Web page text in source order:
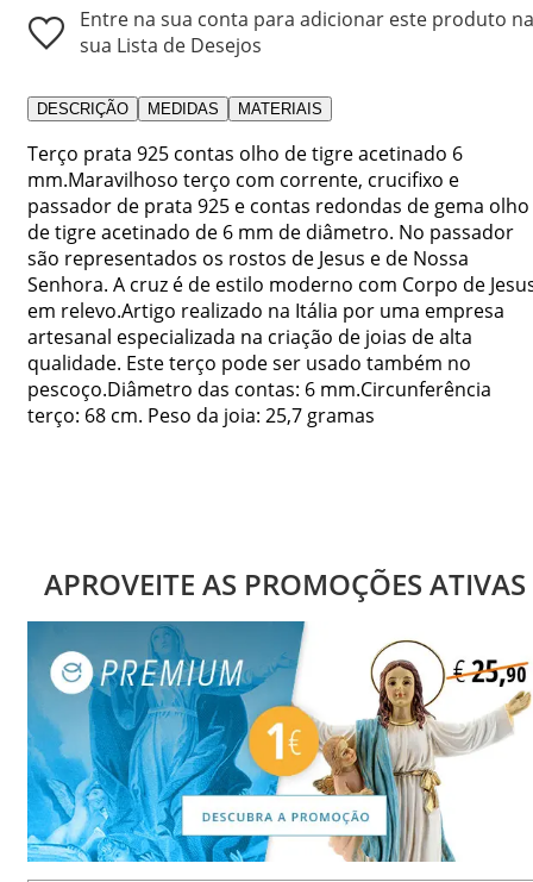
Entre na sua conta para adicionar este produto na
sua Lista de Desejos
DESCRIÇÃO MEDIDAS MATERIAIS
Terço prata 925 contas olho de tigre acetinado 6
mm.Maravilhoso terço com corrente, crucifixo e
passador de prata 925 e contas redondas de gema olho
de tigre acetinado de 6 mm de diâmetro. No passador
são representados os rostos de Jesus e de Nossa
Senhora. A cruz é de estilo moderno com Corpo de
em relevo.Artigo realizado na Itália por uma empresa
artesanal especializada na criação de joias de alta
qualidade. Este terço pode ser usado também no
pescoço.Diâmetro das contas: 6 mm.Circunferência
terço: 68 cm. Peso da joia: 25,7 gramas
APROVEITE AS PROMOÇÕES ATIVAS